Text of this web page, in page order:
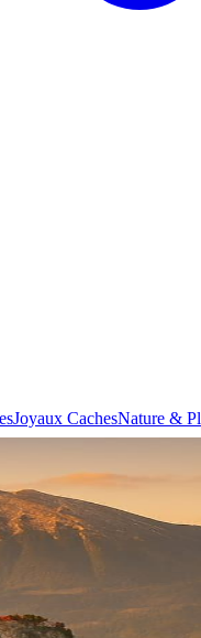
Joyaux CachesNature &